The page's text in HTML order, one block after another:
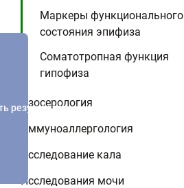
Маркеры функционального
состояния эпифиза
Соматотропная функция
гипофиза
Изосерология
Иммуноаллергология
Исследование кала
Исследования мочи
результатов